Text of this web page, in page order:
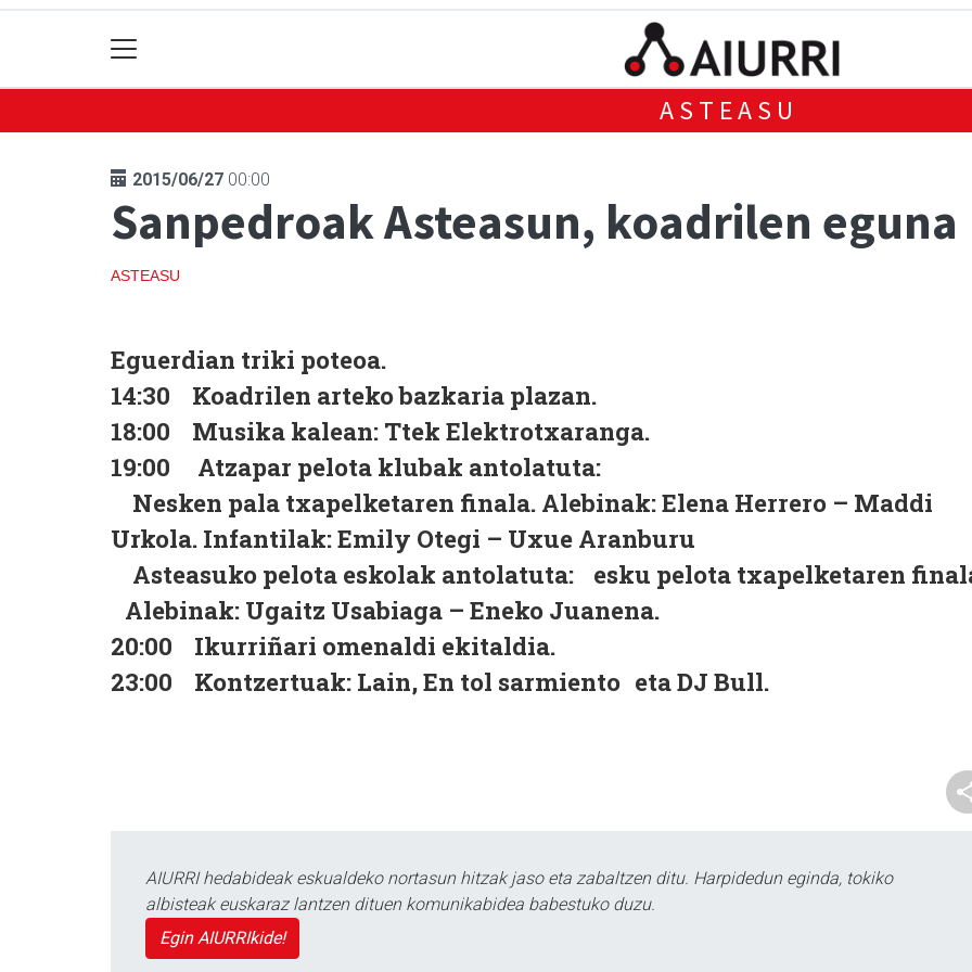
ASTEASU
2015/06/27 00:00
Sanpedroak Asteasun, koadrilen eguna
ASTEASU
Eguerdian triki poteoa.
14:30 Koadrilen arteko bazkaria plazan.
18:00 Musika kalean: Ttek Elektrotxaranga.
19:00 Atzapar pelota klubak antolatuta:
Nesken pala txapelketaren finala. Alebinak: Elena Herrero – Maddi
Urkola. Infantilak: Emily Otegi – Uxue Aranburu
Asteasuko pelota eskolak antolatuta: esku pelota txapelketaren
Alebinak: Ugaitz Usabiaga – Eneko Juanena.
20:00 Ikurriñari omenaldi ekitaldia.
23:00 Kontzertuak: Lain, En tol sarmiento eta DJ Bull.
AIURRI hedabideak eskualdeko nortasun hitzak jaso eta zabaltzen ditu. Harpidedun eginda, tokiko
albisteak euskaraz lantzen dituen komunikabidea babestuko duzu.
Egin AIURRIkide!